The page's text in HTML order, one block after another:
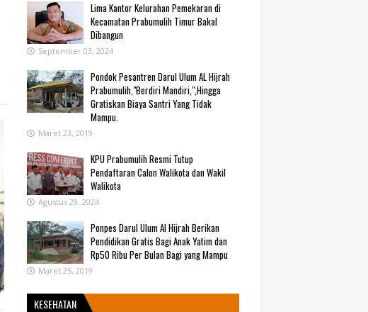
Lima Kantor Kelurahan Pemekaran di
Kecamatan Prabumulih Timur Bakal
Dibangun
September 03, 2024
Pondok Pesantren Darul Ulum AL Hijrah
Prabumulih,"Berdiri Mandiri,",Hingga
Gratiskan Biaya Santri Yang Tidak
Mampu.
Maret 23, 2019
KPU Prabumulih Resmi Tutup
Pendaftaran Calon Walikota dan Wakil
Walikota
Agustus 29, 2024
Ponpes Darul Ulum Al Hijrah Berikan
Pendidikan Gratis Bagi Anak Yatim dan
Rp50 Ribu Per Bulan Bagi yang Mampu
Maret 25, 2019
KESEHATAN